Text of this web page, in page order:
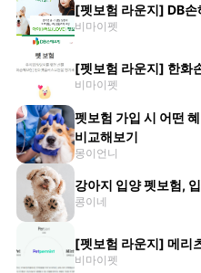
[펫보험 라운지] DB손
비마이펫
[펫보험 라운지] 한화
비마이펫
펫보험 가입 시 어떤
비교해보기
몽이언니
강아지 입양 펫보험,
콩이네
[펫보험 라운지] 메리
비마이펫